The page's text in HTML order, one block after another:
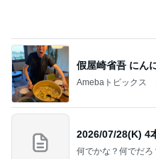
假屋崎省吾 にん
Amebaトピックス
2026/07/28(K) 4
何でかな？何でだろ